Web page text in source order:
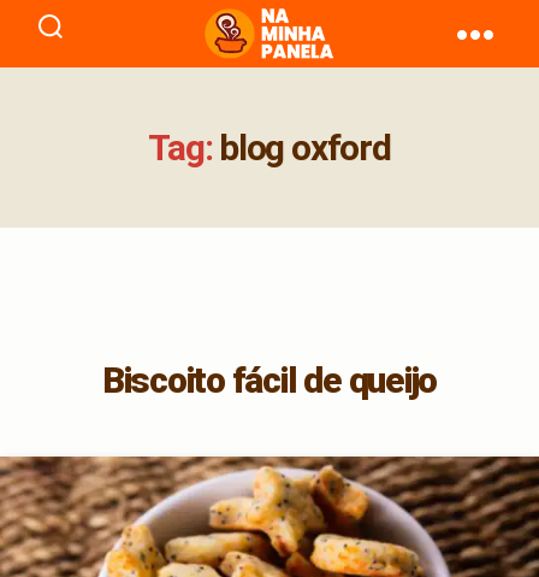
naminhapanela.com
Tag: blog oxford
Biscoito fácil de queijo